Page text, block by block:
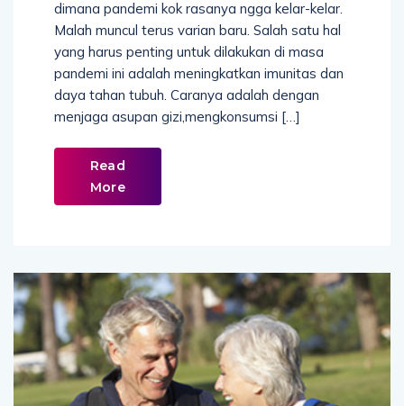
dimana pandemi kok rasanya ngga kelar-kelar.
Malah muncul terus varian baru. Salah satu hal
yang harus penting untuk dilakukan di masa
pandemi ini adalah meningkatkan imunitas dan
daya tahan tubuh. Caranya adalah dengan
menjaga asupan gizi,mengkonsumsi […]
Read
More